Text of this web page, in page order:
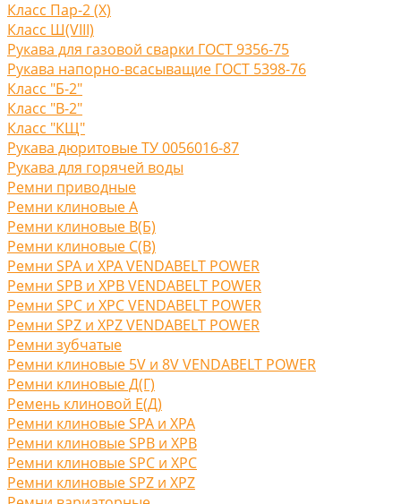
Класс Пар-2 (X)
Класс Ш(VIII)
Рукава для газовой сварки ГОСТ 9356-75
Рукава напорно-всасыващие ГОСТ 5398-76
Класс "Б-2"
Класс "В-2"
Класс "КЩ"
Рукава дюритовые ТУ 0056016-87
Рукава для горячей воды
Ремни приводные
Ремни клиновые A
Ремни клиновые В(Б)
Ремни клиновые С(B)
Ремни SPA и XPA VENDABELT POWER
Ремни SPB и XPB VENDABELT POWER
Ремни SPC и XPC VENDABELT POWER
Ремни SPZ и XPZ VENDABELT POWER
Ремни зубчатые
Ремни клиновые 5V и 8V VENDABELT POWER
Ремни клиновые Д(Г)
Ремень клиновой Е(Д)
Ремни клиновые SPA и XPA
Ремни клиновые SPB и XPB
Ремни клиновые SPC и XPC
Ремни клиновые SPZ и XPZ